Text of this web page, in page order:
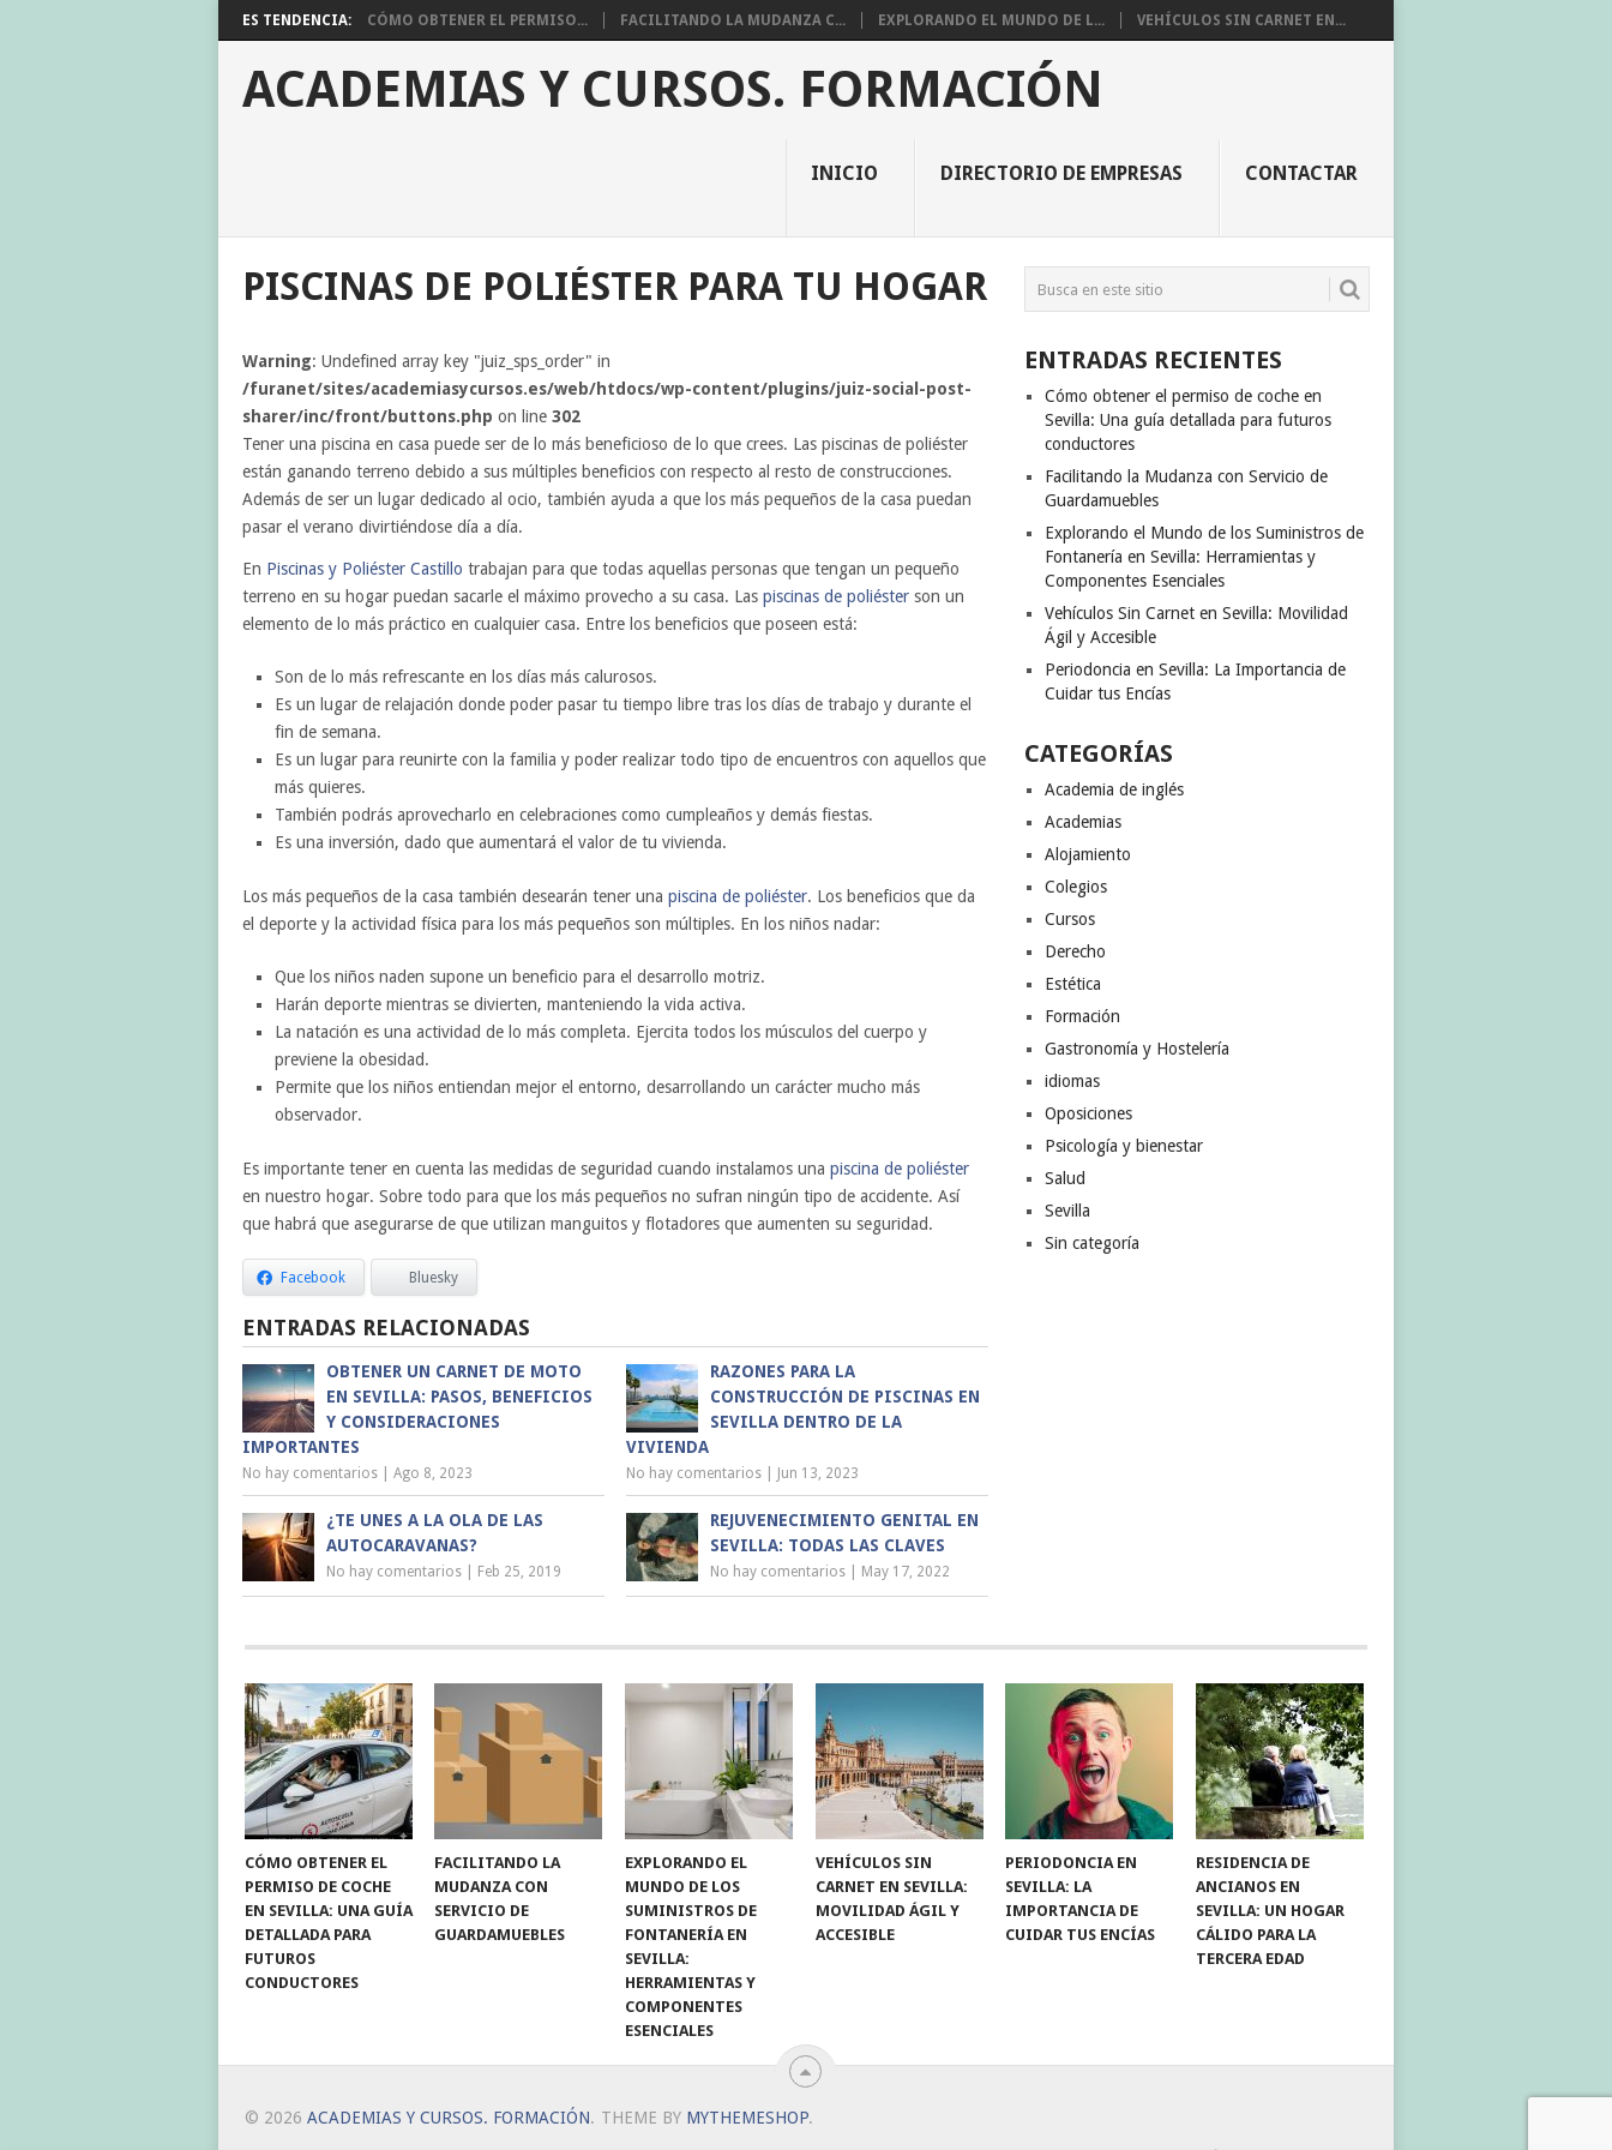
ES TENDENCIA: CÓMO OBTENER EL PERMISO... FACILITANDO LA MUDANZA C... EXPLORANDO EL MUNDO DE L... VEHÍCULOS SIN CARNET EN...
ACADEMIAS Y CURSOS. FORMACIÓN
INICIO DIRECTORIO DE EMPRESAS CONTACTAR
PISCINAS DE POLIÉSTER PARA TU HOGAR
Warning: Undefined array key "juiz_sps_order" in
/furanet/sites/academiasycursos.es/web/htdocs/wp-content/plugins/juiz-social-post-
sharer/inc/front/buttons.php on line 302
Tener una piscina en casa puede ser de lo más beneficioso de lo que crees. Las piscinas de poliéster
están ganando terreno debido a sus múltiples beneficios con respecto al resto de construcciones.
Además de ser un lugar dedicado al ocio, también ayuda a que los más pequeños de la casa puedan
pasar el verano divirtiéndose día a día.
En Piscinas y Poliéster Castillo trabajan para que todas aquellas personas que tengan un pequeño
terreno en su hogar puedan sacarle el máximo provecho a su casa. Las piscinas de poliéster son un
elemento de lo más práctico en cualquier casa. Entre los beneficios que poseen está:
Son de lo más refrescante en los días más calurosos.
Es un lugar de relajación donde poder pasar tu tiempo libre tras los días de trabajo y durante el
fin de semana.
Es un lugar para reunirte con la familia y poder realizar todo tipo de encuentros con aquellos que
más quieres.
También podrás aprovecharlo en celebraciones como cumpleaños y demás fiestas.
Es una inversión, dado que aumentará el valor de tu vivienda.
Los más pequeños de la casa también desearán tener una piscina de poliéster. Los beneficios que da
el deporte y la actividad física para los más pequeños son múltiples. En los niños nadar:
Que los niños naden supone un beneficio para el desarrollo motriz.
Harán deporte mientras se divierten, manteniendo la vida activa.
La natación es una actividad de lo más completa. Ejercita todos los músculos del cuerpo y
previene la obesidad.
Permite que los niños entiendan mejor el entorno, desarrollando un carácter mucho más
observador.
Es importante tener en cuenta las medidas de seguridad cuando instalamos una piscina de poliéster
en nuestro hogar. Sobre todo para que los más pequeños no sufran ningún tipo de accidente. Así
que habrá que asegurarse de que utilizan manguitos y flotadores que aumenten su seguridad.
Facebook Bluesky
ENTRADAS RELACIONADAS
OBTENER UN CARNET DE MOTO
EN SEVILLA: PASOS, BENEFICIOS
Y CONSIDERACIONES
IMPORTANTES
No hay comentarios Ago 8, 2023
RAZONES PARA LA
CONSTRUCCIÓN DE PISCINAS EN
SEVILLA DENTRO DE LA
VIVIENDA
No hay comentarios Jun 13, 2023
¿TE UNES A LA OLA DE LAS
AUTOCARAVANAS?
No hay comentarios Feb 25, 2019
REJUVENECIMIENTO GENITAL EN
SEVILLA: TODAS LAS CLAVES
No hay comentarios May 17, 2022
ENTRADAS RECIENTES
Cómo obtener el permiso de coche en
Sevilla: Una guía detallada para futuros
conductores
Facilitando la Mudanza con Servicio de
Guardamuebles
Explorando el Mundo de los Suministros de
Fontanería en Sevilla: Herramientas y
Componentes Esenciales
Vehículos Sin Carnet en Sevilla: Movilidad
Ágil y Accesible
Periodoncia en Sevilla: La Importancia de
Cuidar tus Encías
CATEGORÍAS
Academia de inglés
Academias
Alojamiento
Colegios
Cursos
Derecho
Estética
Formación
Gastronomía y Hostelería
idiomas
Oposiciones
Psicología y bienestar
Salud
Sevilla
Sin categoría
CÓMO OBTENER EL
PERMISO DE COCHE
EN SEVILLA: UNA GUÍA
DETALLADA PARA
FUTUROS
CONDUCTORES
FACILITANDO LA
MUDANZA CON
SERVICIO DE
GUARDAMUEBLES
EXPLORANDO EL
MUNDO DE LOS
SUMINISTROS DE
FONTANERÍA EN
SEVILLA:
HERRAMIENTAS Y
COMPONENTES
ESENCIALES
VEHÍCULOS SIN
CARNET EN SEVILLA:
MOVILIDAD ÁGIL Y
ACCESIBLE
PERIODONCIA EN
SEVILLA: LA
IMPORTANCIA DE
CUIDAR TUS ENCÍAS
RESIDENCIA DE
ANCIANOS EN
SEVILLA: UN HOGAR
CÁLIDO PARA LA
TERCERA EDAD
© 2026 ACADEMIAS Y CURSOS. FORMACIÓN. THEME BY MYTHEMESHOP.